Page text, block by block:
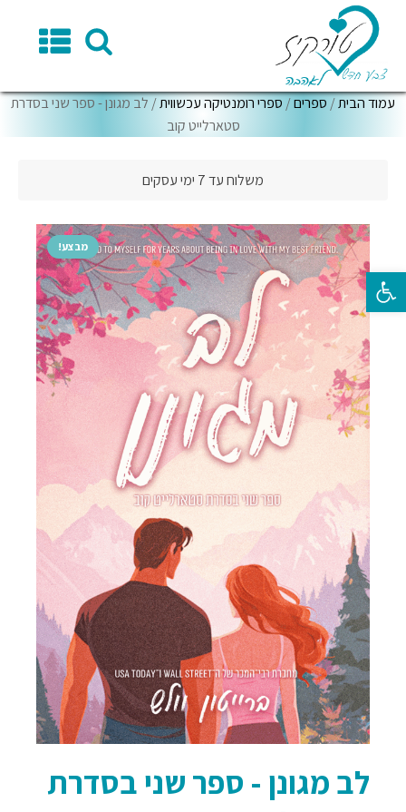
פתח סרגל נגישות
עמוד הבית/ ספרים/ ספרי רומנטיקה עכשווית/ לב מגונן - ספר שני בסדרת
סטארלייט קוב
משלוח עד 7 ימי עסקים
מבצע!
לב מגונן - ספר שני בסדרת